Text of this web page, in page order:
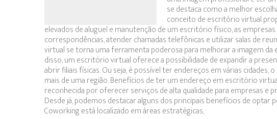
se destaca como a melhor
conceito de escritório virtual
elevados de aluguel e manutenção de um escritório físico, as
correspondências, atender chamadas telefônicas e utilizar salas de
virtual se torna uma ferramenta poderosa para melhorar a imagem
disso, um escritório virtual oferece a possibilidade de expandir a
abrir filiais físicas. Ou seja, é possível ter endereços em várias
mais de uma região. Benefícios de ter um endereço em escritório
reconhecida por oferecer serviços de alta qualidade para empresas
Desde já, podemos destacar alguns dos principais benefícios de optar
Coworking está localizado em áreas estratégicas,